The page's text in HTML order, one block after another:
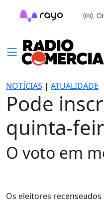
NOTÍCIAS | ATUALIDADE
Pode
quinta-
O voto em
Os eleitores